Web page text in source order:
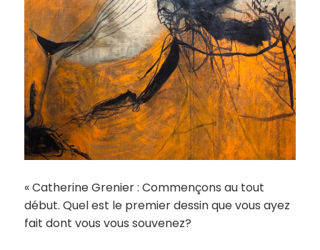
« Catherine Grenier : Commençons au tout
début. Quel est le premier dessin que vous ayez
fait dont vous vous souvenez?